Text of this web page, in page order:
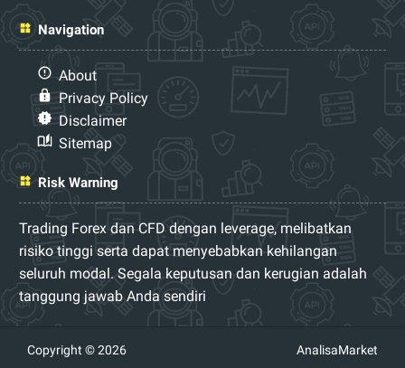
Navigation
About
Privacy Policy
Disclaimer
Sitemap
Risk Warning
Trading Forex dan CFD dengan leverage, melibatkan
risiko tinggi serta dapat menyebabkan kehilangan
seluruh modal. Segala keputusan dan kerugian adalah
tanggung jawab Anda sendiri
Copyright © 2026 AnalisaMarket